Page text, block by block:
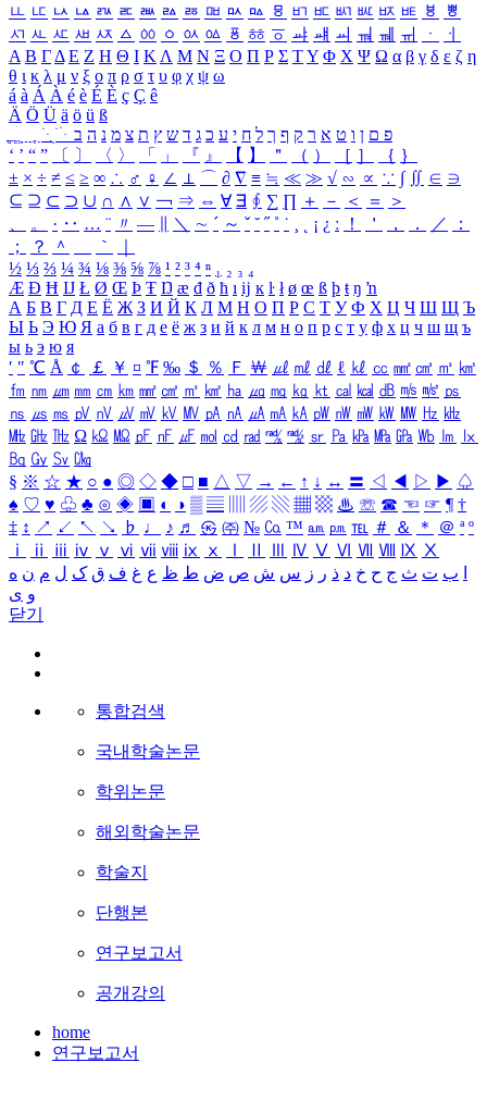
ㅥ ㅦ ㅧ ㅨ ㅩ ㅪ ㅫ ㅬ ㅭ ㅮ ㅯ ㅰ ㅱ ㅲ ㅳ ㅴ ㅵ ㅶ ㅷ ㅸ
ㅹ
ㅺ ㅻ ㅼ ㅽ ㅾ ㅿ ㆀ ㆁ ㆂ ㆃ ㆄ ㆅ ㆆ ㆇ ㆈ ㆉ ㆊ ㆋ ㆌ ㆍ
ㆎ
Α Β ΓΔ Ε Ζ Η Θ Ι ΚΛ Μ Ν Ξ Ο Π Ρ Σ ΤΥ Φ Χ Ψ Ω α β γ δ ε ζ η
θ ι κ λ μ ν ξ ο π ρ σ τ υ φ χ ψ ω
á à Á À é è É È ç Ç ê
Ä Ö Ü ä ö ü ß
ִֶֹ ֻּ ׁׂ פ ם ן ו ט א ר ק ף ך ל ח י ע כ ג ד ש ץ ת צ מ נ ה ב
‘ ’ “ ” 〔 〕 〈 〉 「 」 『 』 【 】 ＂ （ ） ［ ］ ｛ ｝
± × ÷ ≠ ≤ ≥ ∞ ∴ ♂ ♀ ∠ ⊥ ⌒ ∂ ∇ ≡ ≒ ≪ ≫ √ ∽ ∝ ∵ ∫ ∬ ∈ ∋
⊆ ⊇ ⊂ ⊃ ∪ ∩ ∧ ∨ ￢ ⇒ ⇔ ∀ ∃ ∮ ∑ ∏ ＋ － ＜ ＝
＞
、
。 · ‥ … ¨ 〃 ― ＼ ∼ ´ ～ ˇ ˘ ˝ ˚ ˙ ¸ ¡ ¿ ː ！ ＇ ， ． ／
：
；
？ ＾ ｀
½ ⅓ ⅔ ¼ ¾ ⅛ ⅜ ⅝ ⅞ ¹ ² ³ ⁴ ⁿ ₁ ₂ ₃ ₄
Æ Ð Ħ Ĳ Ł Ø Œ Þ Ŧ Ŋ æ đ ð ħ ı ĳ ĸ ŀ ł ø œ ß þ ŧ ŋ ŉ
А Б В Г Д Е Ё Ж З И Й К Л М Н О П Р С Т У Ф Х Ц Ч Ш Щ Ъ
Ы Ь Э Ю Я а б в г д е ё ж з и й к л м н о п р с т у ф х ц ч ш щ ъ
ы ь э ю я
′ ″ ℃ Å ￠ ￡ ￥ ¤ ℉ ‰ ＄ ％ Ｆ ￦ ㎕ ㎖ ㎗ ℓ ㎘ ㏄ ㎣ ㎤ ㎥ ㎦
㎙ ㎚ ㎛ ㎜ ㎝ ㎞ ㎟ ㎠ ㎡ ㎢ ㏊ ㎍ ㎎ ㎏ ㏏ ㎈ ㎉ ㏈ ㎧ ㎨ ㎰
㎱ ㎲ ㎳ ㎴ ㎵ ㎶ ㎷ ㎸ ㎹ ㎀ ㎁ ㎂ ㎃ ㎄ ㎺ ㎻ ㎽ ㎾ ㎿ ㎐ ㎑
㎒ ㎓ ㎔ Ω ㏀ ㏁ ㎊ ㎋ ㎌ ㏖ ㏅ ㎭ ㎮ ㎯ ㏛ ㎩ ㎪ ㎫ ㎬ ㏝ ㏐
㏓
㏃ ㏉ ㏜ ㏆
§ ※ ☆ ★ ○ ● ◎ ◇ ◆ □ ■ △ ▽ → ← ↑ ↓ ↔ 〓 ◁ ◀ ▷ ▶ ♤
♠ ♡ ♥ ♧ ♣ ⊙ ◈ ▣ ◐ ◑ ▒ ▤ ▨ ▧ ▦ ▩ ♨ ☏ ☎ ☜ ☞ ¶ †
‡ ↕ ↗ ↙ ↖ ↘ ♭ ♩ ♪ ♬ ㉿ ㈜ № ㏇ ™ ㏂ ㏘ ℡ ＃ ＆ ＊ ＠ ª º
ⅰ
ⅱ ⅲ ⅳ ⅴ ⅵ ⅶ ⅷ ⅸ ⅹ Ⅳ Ⅴ Ⅵ Ⅶ Ⅷ Ⅸ Ⅹ
ب ت ث ج ح خ د ذ ر ز س ش ص ض ط ظ ع غ ف ق ک ل م ن ه
و ی
닫기
통합검색
국내학술논문
학위논문
해외학술논문
학술지
단행본
연구보고서
공개강의
home
연구보고서